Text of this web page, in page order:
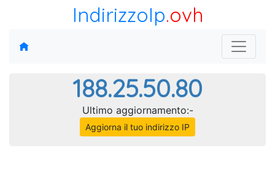
IndirizzoIp.ovh
188.25.50.80
Ultimo aggiornamento:-
Aggiorna il tuo indirizzo IP